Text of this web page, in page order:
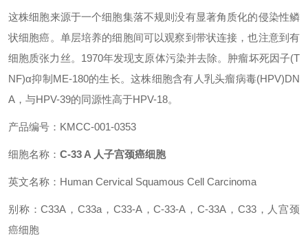
这株细胞来源于一个细胞集落不规则没有显著角质化的侵染性鳞
状细胞癌。单层培养的细胞间可以观察到带状连接，也注意到有
细胞质张力丝。1970年发现支原体污染并去除。肿瘤坏死因子(T
NF)α抑制ME-180的生长。这株细胞含有人乳头瘤病毒(HPV)DN
A，与HPV-39的同源性高于HPV-18。
产品编号：KMCC-001-0353
细胞名称： C-33 A 人子宫颈癌细胞
英文名称：Human Cervical Squamous Cell Carcinoma
别称：C33A，C33a，C33-A，C-33-A，C-33A，C33，人宫颈
癌细胞